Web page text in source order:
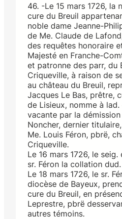
46. -Le 15 mars 1726, la
cure du Breuil
noble dame Jeanne-
de Me. Claude de
des requêtes honoraire
Majesté en Franche-
et patronne des parr, du
Criqueville, à raison de
au château du Breuil,
Jacques Le Bas, prêtre,
de Lisieux, nomme à
vacante par la
Noncher, dernier
Me. Louis Féron, pbrë,
Criqueville.
Le 16 mars 1726, le
sr. Féron la collation
Le 18 mars 1726, le sr.
diocèse de Bayeux,
cure du Breuil, en
Leprestre, pbrë
autres témoins.